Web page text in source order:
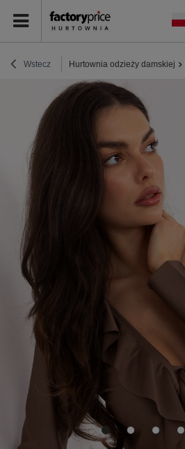
Wstecz Hurtownia odzieży damskiej